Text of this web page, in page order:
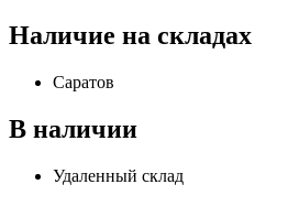
Наличие на складах
Саратов
В наличии
Удаленный склад